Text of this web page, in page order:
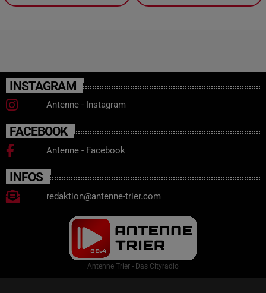
INSTAGRAM
Antenne - Instagram
FACEBOOK
Antenne - Facebook
INFOS
redaktion@antenne-trier.com
Antenne Trier - Das Cityradio